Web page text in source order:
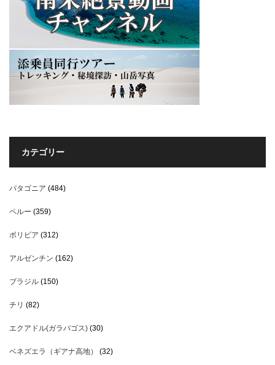
カテゴリー
パタゴニア (484)
ペルー (359)
ボリビア (312)
アルゼンチン (162)
ブラジル (150)
チリ (82)
エクアドル(ガラパゴス) (30)
ベネズエラ（ギアナ高地） (32)